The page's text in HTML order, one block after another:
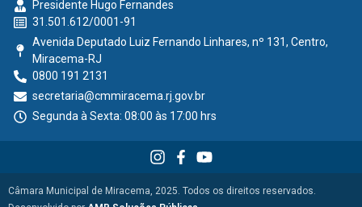
Presidente Hugo Fernandes
31.501.612/0001-91
Avenida Deputado Luiz Fernando Linhares, nº 131, Centro,
Miracema-RJ
0800 191 2131
secretaria@cmmiracema.rj.gov.br
Segunda à Sexta: 08:00 às 17:00 hrs
Câmara Municipal de Miracema, 2025. Todos os direitos reservados.